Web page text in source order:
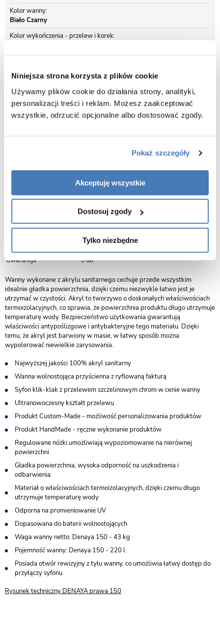
Niniejsza strona korzysta z plików cookie
Używamy plików cookie do działania strony, analityki,
personalizacji treści i reklam. Możesz zaakceptować
wszystkie, odrzucić opcjonalne albo dostosować zgody.
Pokaż szczegóły
Akceptuję wszystkie
Dostosuj zgody
Tylko niezbędne
Kolor wanny
Biało Czarny
Kolor wykończenia - przelew i korek
Opis produktu Denaya Besco B&W czarno-
biała wanna wolnostojąca 150 cm prawa
syfon chrom WASB-150DPC
Wanna Denaya Besco
75 cm
58 cm
Kolor:
czarno-biały
Kolor wykończenia syfonuchrom
Materiał/ grubość:
akryl sanitarny
regulowany stelaż
Odpływ
syfon chrom w zestawie
Gwarancja
5 lat
Wanny wykonane z akrylu sanitarnego cechuje przede wszystkim
idealnie gładka powierzchnia, dzięki czemu niezwykle łatwo jest je
utrzymać w czystości. Akryl to tworzywo o doskonałych właściwościach
termoizolacyjnych, co sprawia, że powierzchnia produktu długo utrzymuje
temperaturę wody. Bezpieczeństwo użytkowania gwarantują
właściwości antypoślizgowe i antybakteryjne tego materiału. Dzięki
temu, że akryl jest barwiony w masie, w łatwy sposób można
wypolerować niewielkie zarysowania.
Najwyższej jakości 100% akryl sanitarny
Wanna wolnostojąca przyścienna z ryflowaną fakturą
Syfon klik-klak z przelewem szczelinowym chrom w cenie wanny
Ultranowoczesny kształt przelewu
Produkt Custom-Made - możliwość personalizowania produktów
Produkt HandMade - ręczne wykonanie produktów
Regulowane nóżki umożliwiają wypoziomowanie na nierównej
powierzchni
Gładka powierzchnia, wysoka odporność na uszkodzenia i
odbarwienia
Materiał o właściwościach termoizolacyjnych, dzięki czemu długo
utrzymuje temperaturę wody
Odporna na promieniowanie UV
Dopasowana do baterii wolnostojących
Waga wanny netto: Denaya 150 - 43 kg
Pojemność wanny: Denaya 150 - 220 l
Posiada otwór rewizyjny z tyłu wanny, co umożliwia łatwy dostęp do
przyłączy syfonu
Rysunek techniczny DENAYA prawa 150